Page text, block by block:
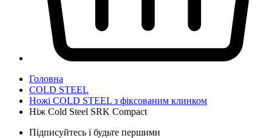
Головна
COLD STEEL
Ножі COLD STEEL з фіксованим клинком
Ніж Cold Steel SRK Compact
Підписуйтесь і будьте першими